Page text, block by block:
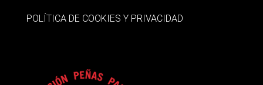
POLÍTICA DE COOKIES Y PRIVACIDAD